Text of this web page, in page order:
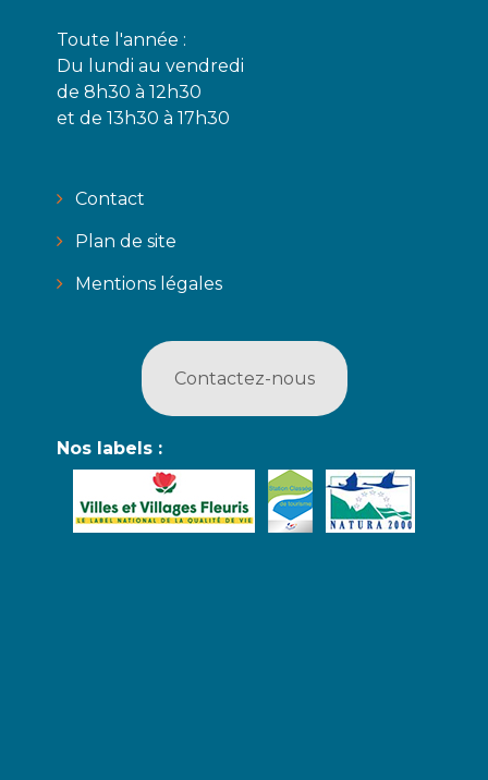
Toute l'année :
Du lundi au vendredi
de 8h30 à 12h30
et de 13h30 à 17h30
Contact
Plan de site
Mentions légales
Contactez-nous
Nos labels :